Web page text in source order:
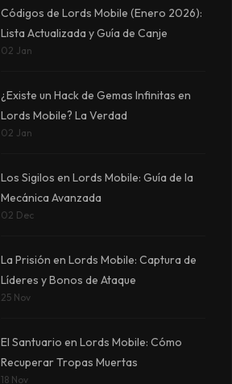
Códigos de Lords Mobile (Enero 2026):
Lista Actualizada y Guía de Canje
02 Jan
¿Existe un Hack de Gemas Infinitas en
Lords Mobile? La Verdad
02 Jan
Los Sigilos en Lords Mobile: Guía de la
Mecánica Avanzada
02 Dec
La Prisión en Lords Mobile: Captura de
Líderes y Bonos de Ataque
25 Nov
El Santuario en Lords Mobile: Cómo
Recuperar Tropas Muertas
18 Nov